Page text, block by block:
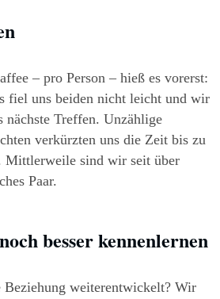
– pro Person – hieß es vorerst:
fiel uns beiden nicht leicht und wir
nächste Treffen. Unzählige
verkürzten uns die Zeit bis zu
Mittlerweile sind wir seit über
Paar.
besser kennenlernen
Beziehung weiterentwickelt? Wir